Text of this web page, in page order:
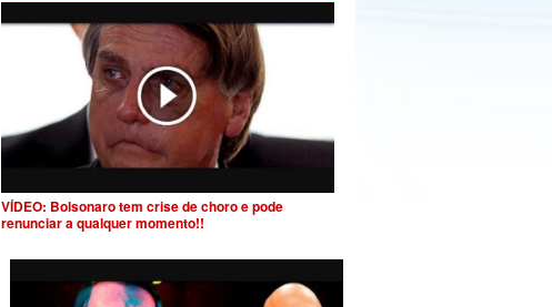
VÍDEO: Bolsonaro tem crise de choro e pode
renunciar a qualquer momento!!